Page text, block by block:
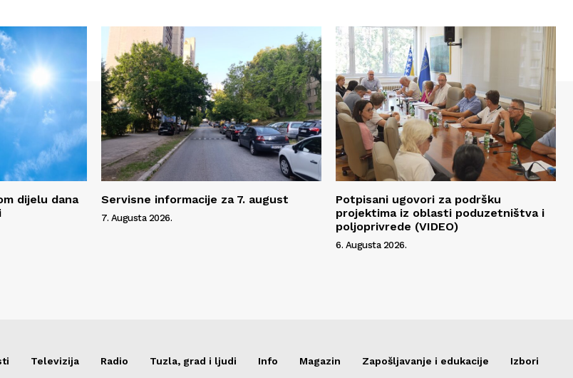
dijelu dana
Servisne informacije za 7. august
7. Augusta 2026.
Potpisani ugovori za podršku
projektima iz oblasti poduzetništva i
poljoprivrede (VIDEO)
6. Augusta 2026.
Televizija Radio Tuzla, grad i ljudi Info Magazin Zapošljavanje i edukacije Izbori